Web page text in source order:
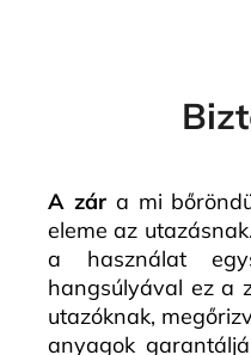
A zára mi
eleme az
a használat
hangsúlyával ez a
utazóknak,
anyagok